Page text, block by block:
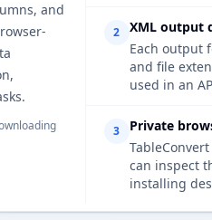
and
2
XML output
Each output
and file
used in an
3
Private
can inspect
installing